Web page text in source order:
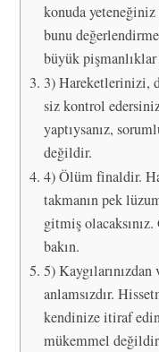
konuda yeteneğiniz
bunu
büyük
3) Hareketlerinizi,
siz kontrol
yaptıysanız,
değildir.
4) Ölüm finaldir.
takmanın pek
gitmiş
bakın.
5)
anlamsızdır.
kendinize itiraf
mükemmel